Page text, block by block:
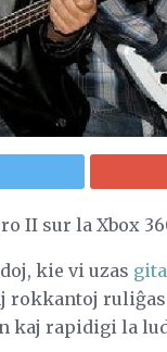
II sur la Xbox
kie vi uzas
rokkantoj
kaj rapidigi la